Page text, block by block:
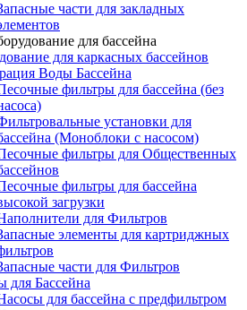
части для закладных
для бассейна
для каркасных бассейнов
Воды Бассейна
фильтры для бассейна (без
установки для
(Моноблоки с насосом)
фильтры для Общественных
фильтры для бассейна
загрузки
для Фильтров
элементы для картриджных
части для Фильтров
для Бассейна
для бассейна с предфильтром